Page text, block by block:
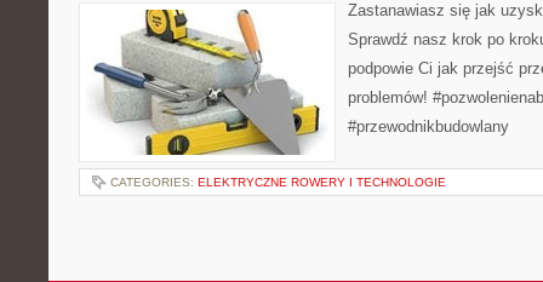
Zastanawiasz się jak
Sprawdź nasz krok po
podpowie Ci jak przejść
problemów!
#przewodnikbudowlany
CATEGORIES: ELEKTRYCZNE ROWERY I TECHNOLOGIE